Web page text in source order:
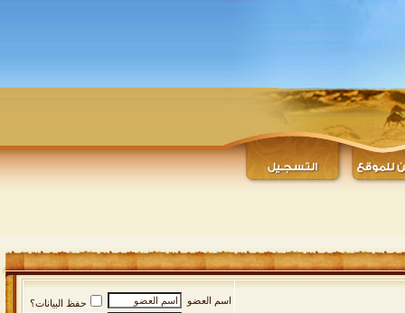
اسم العضو
حفظ البيانات؟